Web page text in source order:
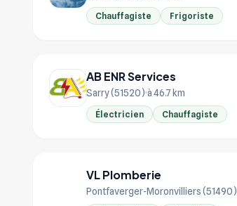
Chauffagiste Frigoriste
AB ENR Services
Sarry (51520) à 46.7 km
Électricien Chauffagiste
VL Plomberie
Pontfaverger-Moronvilliers (51490)